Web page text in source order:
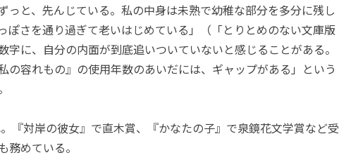
っと、先んじている。私の中身は未熟で幼稚な部分を多分に残し
ぽさを通り過ぎて老いはじめている」（「とりとめのない文庫版
字に、自分の内面が到底追いついていないと感じることがある。
の容れもの』の使用年数のあいだには、ギャップがある」という
『対岸の彼女』で直木賞、『かなたの子』で泉鏡花文学賞など受
務めている。